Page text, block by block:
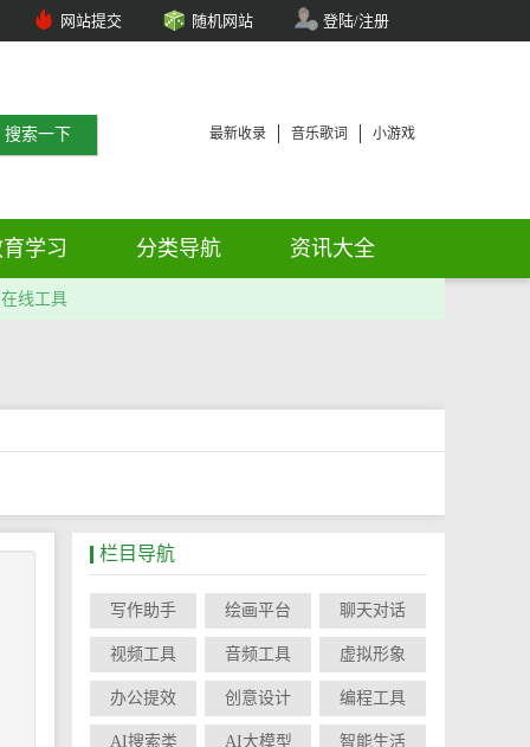
网站提交 随机网站 登陆/注册
最新收录 音乐歌词 小游戏
学习 分类导航 资讯大全
在线工具
栏目导航
写作助手 绘画平台 聊天对话
视频工具 音频工具 虚拟形象
办公提效 创意设计 编程工具
AI搜索类 AI大模型 智能生活